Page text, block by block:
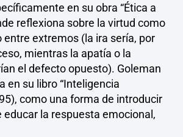
en su obra “Ética a
reflexiona sobre la virtud como
entre extremos (la ira sería, por
mientras la apatía o la
el defecto opuesto). Goleman
en su libro “Inteligencia
como una forma de introducir
educar la respuesta emocional,